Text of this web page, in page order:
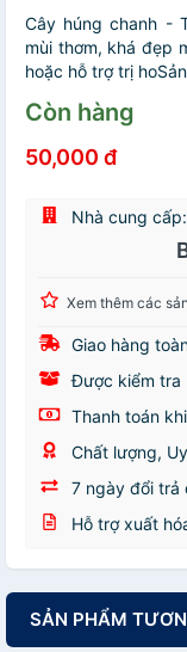
Cây húng chanh -
mùi thơm, khá đẹp
hoặc hỗ trợ trị
Còn hàng
50,000 đ
Nhà cung cấp:
Xem thêm các
Giao hàng
Được kiểm tra
Thanh toán
Chất lượng,
7 ngày đổi trả
Hỗ trợ xuất
SẢN PHẨM